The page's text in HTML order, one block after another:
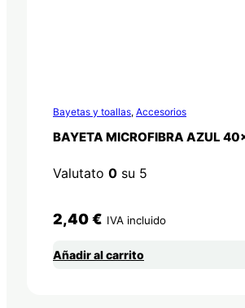
Bayetas y toallas, Accesorios
BAYETA MICROFIBRA AZUL
Valutato 0 su 5
2,40€ IVA incluido
Añadir al carrito